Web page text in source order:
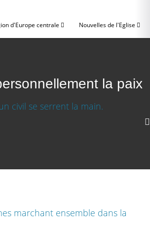
d'Europe centrale Nouvelles de l'Eglise
la paix